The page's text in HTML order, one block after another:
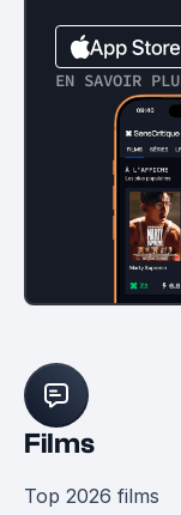
EN SAVOIR
Films
Top 2026 films